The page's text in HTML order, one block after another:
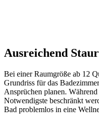
Ausreichend
Bei einer Raumgröße ab 12
Grundriss für das
Ansprüchen planen.
Notwendigste beschränkt
Bad problemlos in eine